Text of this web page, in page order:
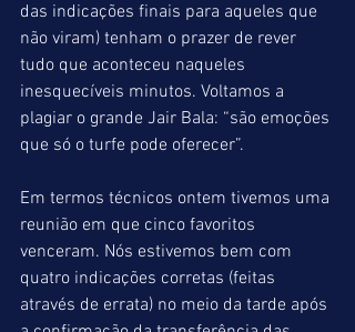
das indicações finais para aqueles que
não viram) tenham o prazer de rever
tudo que aconteceu naqueles
inesquecíveis minutos. Voltamos a
plagiar o grande Jair Bala: “são emoções
que só o turfe pode oferecer”.
Em termos técnicos ontem tivemos uma
reunião em que cinco favoritos
venceram. Nós estivemos bem com
quatro indicações corretas (feitas
através de errata) no meio da tarde após